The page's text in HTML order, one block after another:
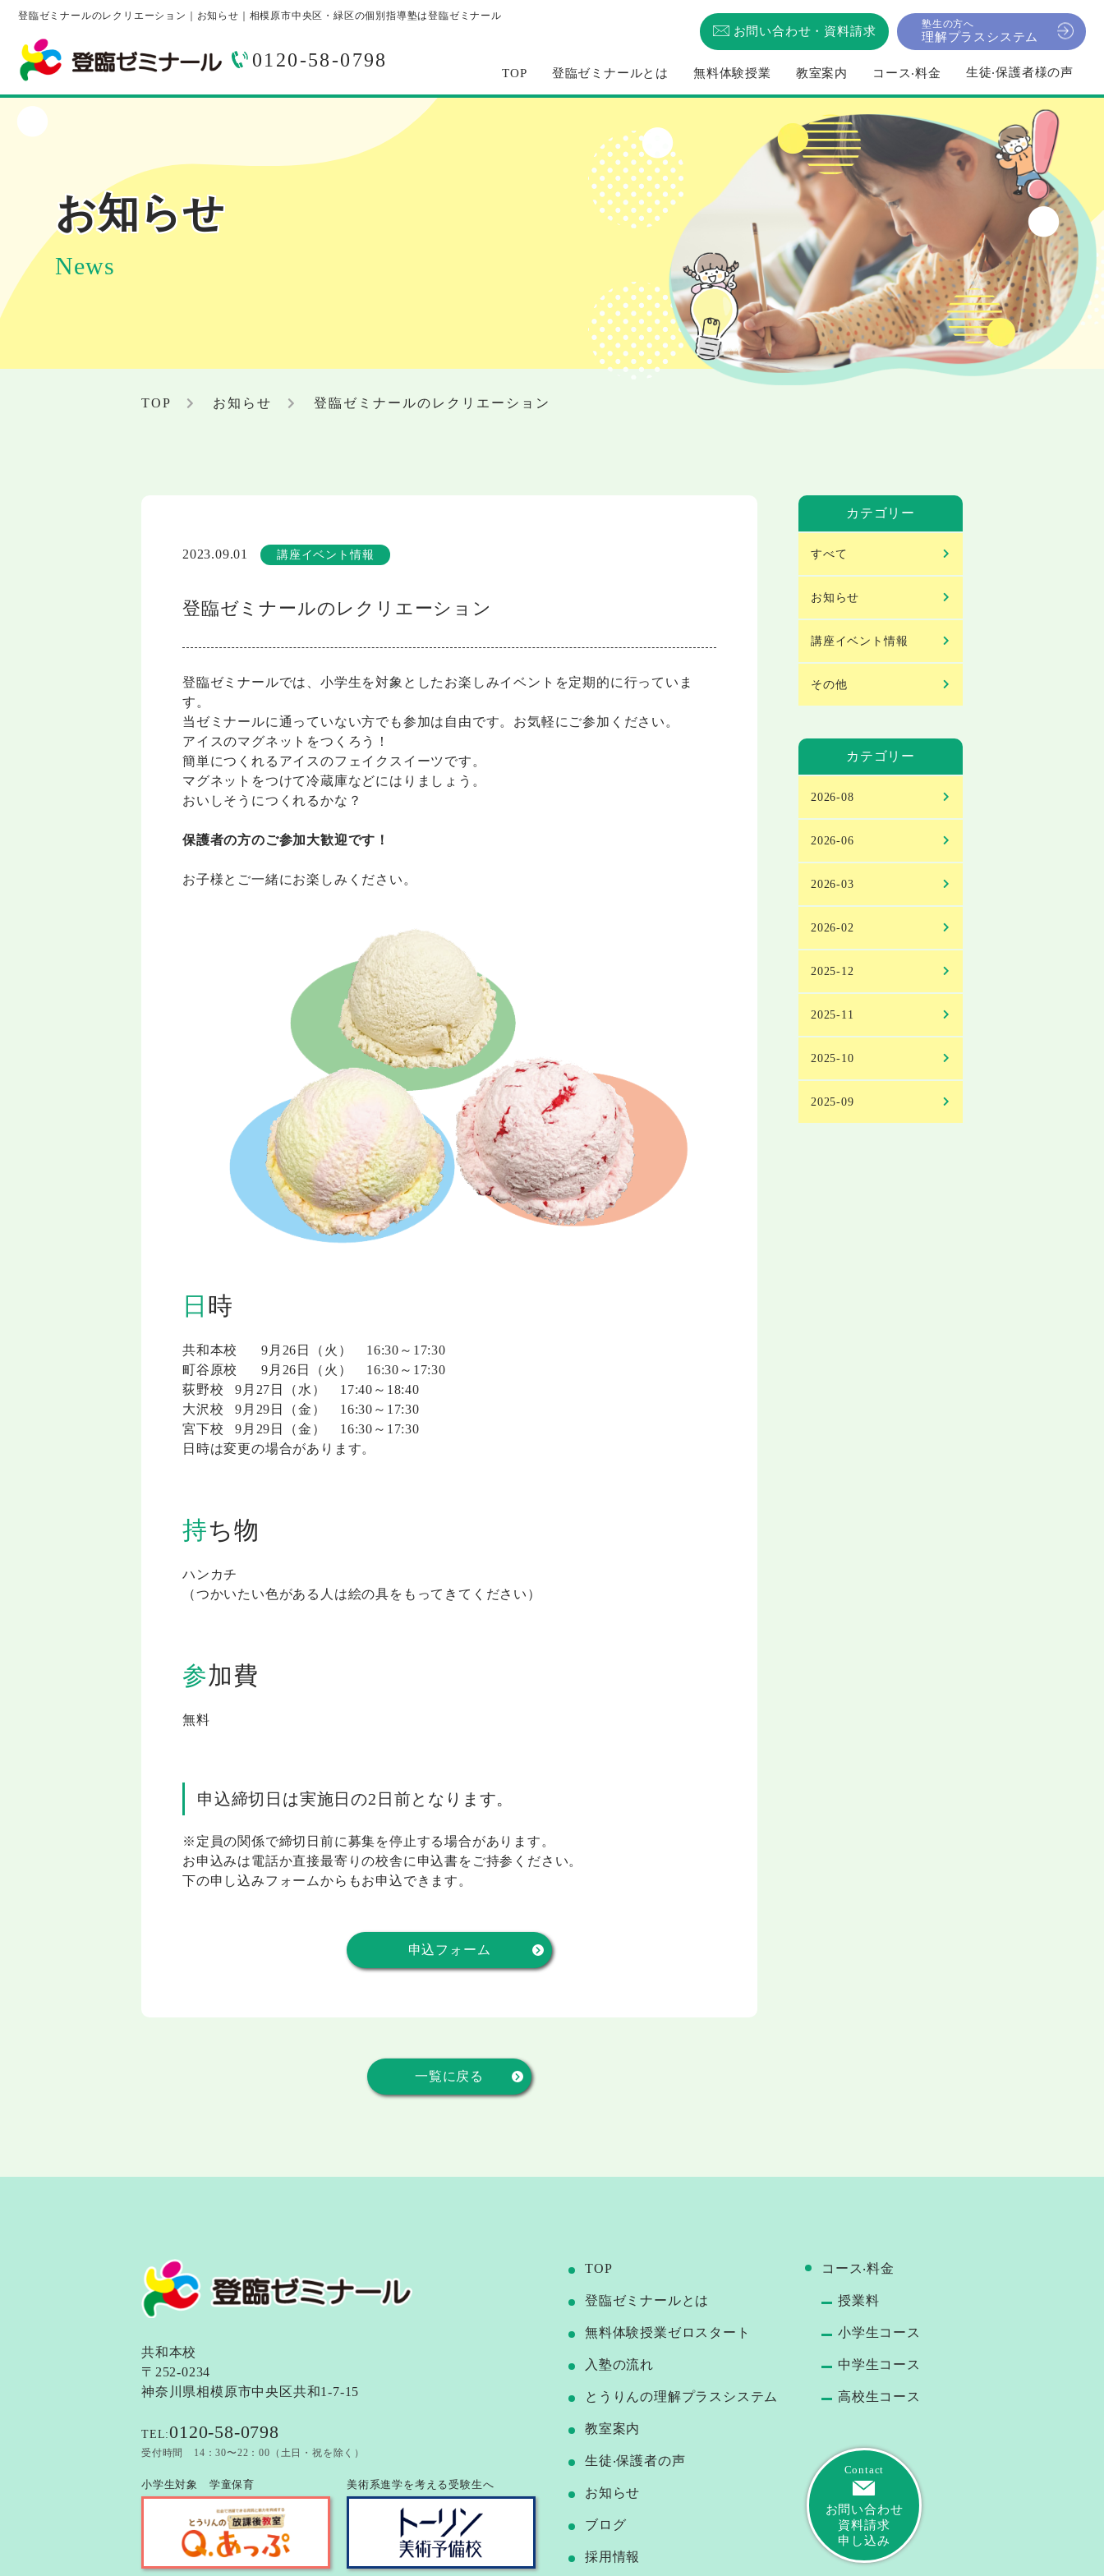
登臨ゼミナールのレクリエーション｜お知らせ｜相模原市中央区・緑区の個別指導塾は登臨ゼミナール
0120-58-0798
お問い合わせ ・ 資料請求
塾生の方へ
理解プラスシステム
TOP 登臨ゼミナールとは 無料体験授業 教室案内 コース‧料⾦ ⽣徒‧保護者様の声
お知らせ
News
TOP お知らせ 登臨ゼミナールのレクリエーション
2023.09.01 講座イベント情報
登臨ゼミナールのレクリエーション
登臨ゼミナールでは、小学生を対象としたお楽しみイベントを定期的に行っていま
す。
当ゼミナールに通っていない方でも参加は自由です。お気軽にご参加ください。
アイスのマグネットをつくろう！
簡単につくれるアイスのフェイクスイーツです。
マグネットをつけて冷蔵庫などにはりましょう。
おいしそうにつくれるかな？
保護者の方のご参加大歓迎です！
お子様とご一緒にお楽しみください。
日時
共和本校 9月26日（火）
16:30～17:30
町谷原校
9月26日（火）
16:30～17:30
荻野校
9月27日（水）
17:40～18:40
大沢校
9月29日（金）
16:30～17:30
宮下校
9月29日（金）
16:30～17:30
日時は変更の場合があります。
持ち物
ハンカチ
（つかいたい色がある人は絵の具をもってきてください）
参加費
無料
申込締切日は実施日の2日前となります。
※定員の関係で締切日前に募集を停止する場合があります。
お申込みは電話か直接最寄りの校舎に申込書をご持参ください。
下の申し込みフォームからもお申込できます。
申込フォーム
一覧に戻る
カテゴリー
すべて
お知らせ
講座イベント情報
その他
カテゴリー
2026-08
2026-06
2026-03
2026-02
2025-12
2025-11
2025-10
2025-09
共和本校
〒252-0234
神奈川県相模原市中央区共和1-7-15
TEL:0120-58-0798
受付時間 14：30〜22：00（土日・祝を除く）
小学生対象 学童保育 美術系進学を考える受験生へ
TOP
登臨ゼミナールとは
無料体験授業ゼロスタート
⼊塾の流れ
とうりんの理解プラスシステム
教室案内
⽣徒‧保護者の声
お知らせ
ブログ
採用情報
コース‧料⾦
授業料
小学生コース
中学生コース
高校生コース
Contact
お問い合わせ
資料請求
申し込み